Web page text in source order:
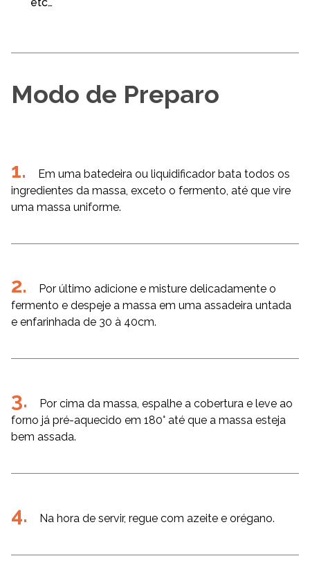
Modo de Preparo
Em uma batedeira ou liquidificador bata todos os
ingredientes da massa, exceto o fermento, até que vire
uma massa uniforme.
Por último adicione e misture delicadamente o
fermento e despeje a massa em uma assadeira untada
e enfarinhada de 30 à 40cm.
Por cima da massa, espalhe a cobertura e leve ao
forno já pré-aquecido em 180° até que a massa esteja
bem assada.
Na hora de servir, regue com azeite e orégano.